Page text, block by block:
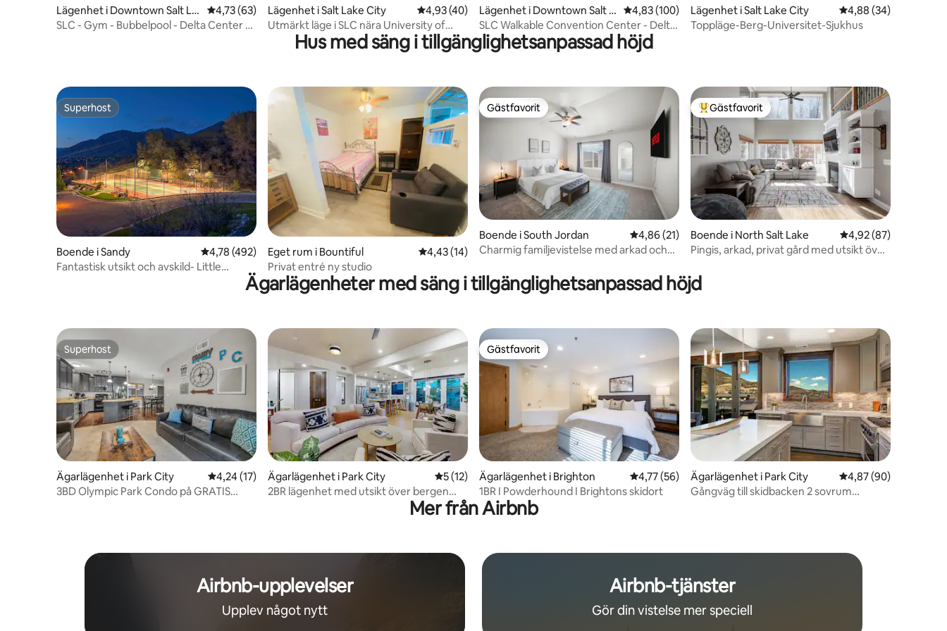
Lägenhet i Downtown Salt La
ke City
4,73 av 5 i genomsnittligt betyg, 63 omdömen
4,73 (63)
SLC - Gym - Bubbelpool - Delta Center -
Lägenhet i Salt Lake City 4,93 av 5 i genomsnittligt betyg, 40 omdömen
4,93 (40)
Utmärkt läge i SLC nära University of
Utah Hospital och Convention Center
Lägenhet i Downtown Salt L
ake City
4,83 av 5 i genomsnittligt betyg, 100 omdömen
4,83 (100)
SLC Walkable Convention Center - Delta
Center - Ai
Lägenhet i Salt Lake City 4,88 av 5 i
4,88 (34)
Toppläge-Berg-Universitet-Sjukhus
Hus med säng i tillgänglighetsanpassad höjd
Superhost
Superhost
Boende i Sandy 4,78 av 5 i genomsnittligt betyg, 492 omdömen
4,78 (492)
Fantastisk utsikt och avskild- Little
Eget rum i Bountiful 4,43 av 5 i genomsnittligt betyg, 14 omdömen
4,43 (14)
Privat entré ny studio
Gästfavorit
Gästfavorit
Boende i South Jordan 4,86 av 5 i genomsnittligt betyg, 21 omdömen
4,86 (21)
Charmig familjevistelse med arkad och
Populär gästfavorit
Gästfavorit
Boende i North Salt Lake 4,92 av 5 i
4,92 (87)
Pingis, arkad, privat gård med utsikt över
Ägarlägenheter med säng i tillgänglighetsanpassad höjd
Superhost
Superhost
Ägarlägenhet i Park City 4,24 av 5 i genomsnittligt betyg, 17 omdömen
4,24 (17)
3BD Olympic Park Condo på GRATIS
Ägarlägenhet i Park City 5 av 5 i genomsnittligt betyg, 12 omdömen
5 (12)
2BR lägenhet med utsikt över bergen
Gästfavorit
Gästfavorit
Ägarlägenhet i Brighton 4,77 av 5 i genomsnittligt betyg, 56 omdömen
4,77 (56)
1BR I Powderhound I Brightons skidort
Ägarlägenhet i Park City 4,87 av 5 i
4,87 (90)
Gångväg till skidbacken 2 sovrum
Mer från Airbnb
Airbnb-upplevelser
Upplev något nytt
Airbnb-tjänster
Gör din vistelse mer speciell